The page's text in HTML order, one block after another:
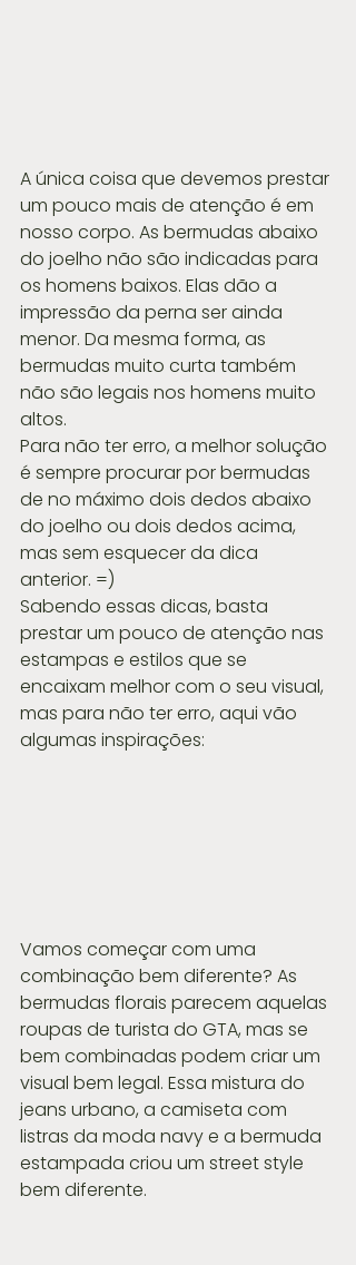
A única coisa que devemos prestar
um pouco mais de atenção é em
nosso corpo. As bermudas abaixo
do joelho não são indicadas para
os homens baixos. Elas dão a
impressão da perna ser ainda
menor. Da mesma forma, as
bermudas muito curta também
não são legais nos homens muito
altos.
Para não ter erro, a melhor solução
é sempre procurar por bermudas
de no máximo dois dedos abaixo
do joelho ou dois dedos acima,
mas sem esquecer da dica
anterior. =)
Sabendo essas dicas, basta
prestar um pouco de atenção nas
estampas e estilos que se
encaixam melhor com o seu visual,
mas para não ter erro, aqui vão
algumas inspirações:
Vamos começar com uma
combinação bem diferente? As
bermudas florais parecem aquelas
roupas de turista do GTA, mas se
bem combinadas podem criar um
visual bem legal. Essa mistura do
jeans urbano, a camiseta com
listras da moda navy e a bermuda
estampada criou um street style
bem diferente.